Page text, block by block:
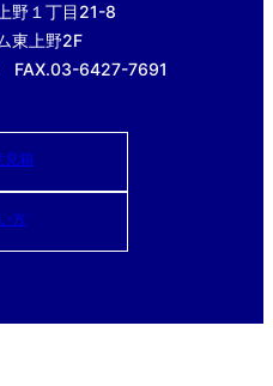
野１丁目21-8
東上野2F
6427-7691
見箱
方